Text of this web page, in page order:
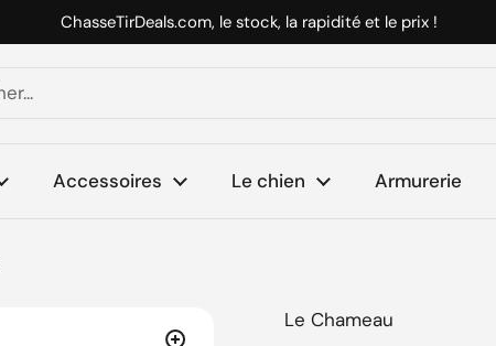
ChasseTirDeals.com, le stock, la rapidité et le prix !
Accessoires Le chien Armurerie
Le Chameau